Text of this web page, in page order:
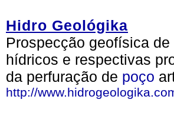
Hidro Geológika
Prospecção geofísica
hídricos e respectivas
da perfuração de poço
http://